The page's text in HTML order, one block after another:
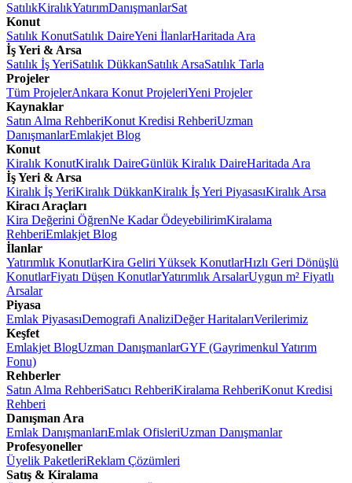
SatılıkKiralıkYatırımDanışmanlarSat
Konut
Satılık KonutSatılık DaireYeni İlanlarHaritada Ara
İş Yeri & Arsa
Satılık İş YeriSatılık DükkanSatılık ArsaSatılık Tarla
Projeler
Tüm ProjelerAnkara Konut ProjeleriYeni Projeler
Kaynaklar
Satın Alma RehberiKonut Kredisi RehberiUzman
DanışmanlarEmlakjet Blog
Konut
Kiralık KonutKiralık DaireGünlük Kiralık DaireHaritada Ara
İş Yeri & Arsa
Kiralık İş YeriKiralık DükkanKiralık İş Yeri PiyasasıKiralık Arsa
Kiracı Araçları
Kira Değerini ÖğrenNe Kadar ÖdeyebilirimKiralama
RehberiEmlakjet Blog
İlanlar
Yatırımlık KonutlarKira Geliri Yüksek KonutlarHızlı Geri Dönüşlü
KonutlarFiyatı Düşen KonutlarYatırımlık ArsalarUygun m² Fiyatlı
Arsalar
Piyasa
Emlak PiyasasıDemografi AnaliziDeğer HaritalarıVerilerimiz
Keşfet
Emlakjet BlogUzman DanışmanlarGYF (Gayrimenkul Yatırım
Fonu)
Rehberler
Satın Alma RehberiSatıcı RehberiKiralama RehberiKonut Kredisi
Rehberi
Danışman Ara
Emlak DanışmanlarıEmlak OfisleriUzman Danışmanlar
Profesyoneller
Üyelik PaketleriReklam Çözümleri
Satış & Kiralama